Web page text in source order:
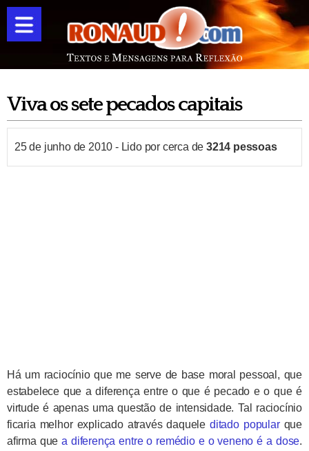
Viva os sete pecados capitais
25 de junho de 2010 - Lido por cerca de3214 pessoas
Há um raciocínio que me serve de base moral pessoal, que
estabelece que a diferença entre o que é pecado e o que é
virtude é apenas uma questão de intensidade. Tal raciocínio
ficaria melhor explicado através daqueleditado popularque
afirma quea diferença entre o remédio e o veneno é a dose.